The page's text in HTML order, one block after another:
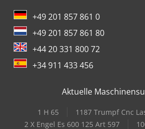
+49 201 857 861 0
+49 201 857 861 80
+44 20 331 800 72
+34 911 433 456
Aktuelle
1 H 65
1187 Trumpf Cnc
2 X Engel Es 600 125 Art 597